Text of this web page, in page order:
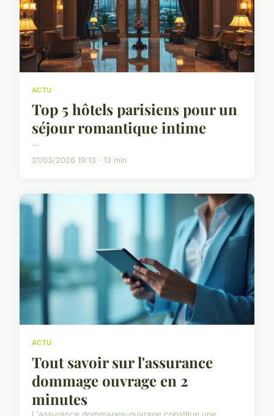
ACTU
Top 5 hôtels parisiens pour un
séjour romantique intime
...
31/03/2026 19:13 · 13 min
ACTU
Tout savoir sur l'assurance
dommage ouvrage en 2
minutes
L'assurance dommages-ouvrage constitue une